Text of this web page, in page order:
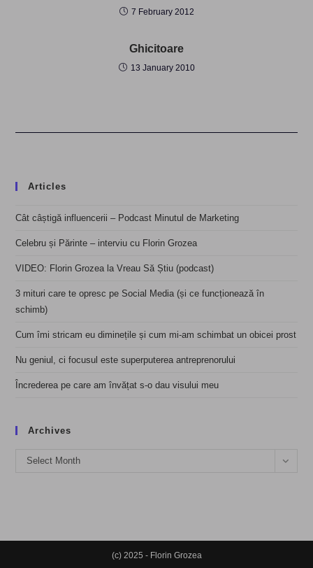
7 February 2012
Ghicitoare
13 January 2010
Articles
Cât câștigă influencerii – Podcast Minutul de Marketing
Celebru și Părinte – interviu cu Florin Grozea
VIDEO: Florin Grozea la Vreau Să Știu (podcast)
3 mituri care te opresc pe Social Media (și ce funcționează în
schimb)
Cum îmi stricam eu diminețile și cum mi-am schimbat un obicei prost
Nu geniul, ci focusul este superputerea antreprenorului
Încrederea pe care am învățat s-o dau visului meu
Archives
Archives
Select Month
(c) 2025 - Florin Grozea